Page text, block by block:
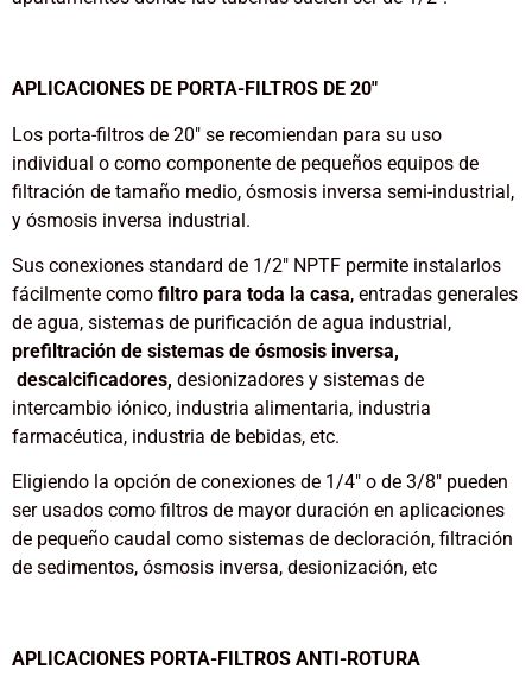
APLICACIONES DE PORTA-FILTROS DE 20″
Los porta-filtros de 20″ se recomiendan para su uso
individual o como componente de pequeños equipos de
filtración de tamaño medio, ósmosis inversa semi-industrial,
y ósmosis inversa industrial.
Sus conexiones standard de 1/2″ NPTF permite instalarlos
fácilmente como filtro para toda la casa, entradas generales
de agua, sistemas de purificación de agua industrial,
prefiltración de sistemas de ósmosis inversa,
descalcificadores, desionizadores y sistemas de
intercambio iónico, industria alimentaria, industria
farmacéutica, industria de bebidas, etc.
Eligiendo la opción de conexiones de 1/4″ o de 3/8″ pueden
ser usados como filtros de mayor duración en aplicaciones
de pequeño caudal como sistemas de decloración, filtración
de sedimentos, ósmosis inversa, desionización, etc
APLICACIONES PORTA-FILTROS ANTI-ROTURA